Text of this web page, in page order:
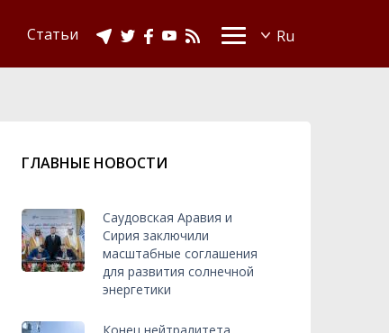
Статьи
ГЛАВНЫЕ НОВОСТИ
Саудовская Аравия и
Сирия заключили
масштабные соглашения
для развития солнечной
энергетики